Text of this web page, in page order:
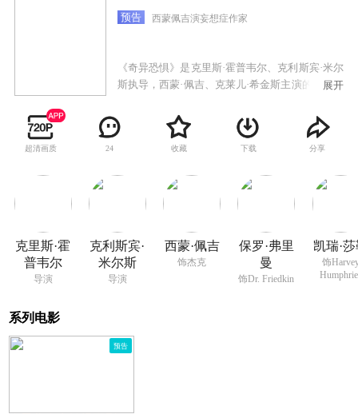
预告 西蒙佩吉演妄想症作家
《奇异恐惧》是克里斯·霍普韦尔、克利斯宾·米尔
斯执导，西蒙·佩吉、克莱儿·希金斯主演的电影。
杰克（西蒙·佩吉 饰），为了写出一个名为《几十
年的死亡》（Decades Of Death）的剧本，天生胆
小的杰克开始调查一些维多利亚时期连环杀手的
己会遭到谋杀。就在杰克生活搞得一团糟的时
候，一个神秘的好莱坞片商却对他写出的剧本表
展开
超清画质 24 收藏 下载 分享
克里斯·霍
普韦尔
导演
克利斯宾·
米尔斯
导演
西蒙·佩吉
饰杰克
保罗·弗里
曼
饰Dr. Friedkin
凯瑞·
饰
系列电影
预告